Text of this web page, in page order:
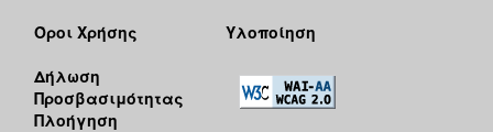
Όροι Χρήσης
Δήλωση
Προσβασιμότητας
Πλοήγηση
Υλοποίηση